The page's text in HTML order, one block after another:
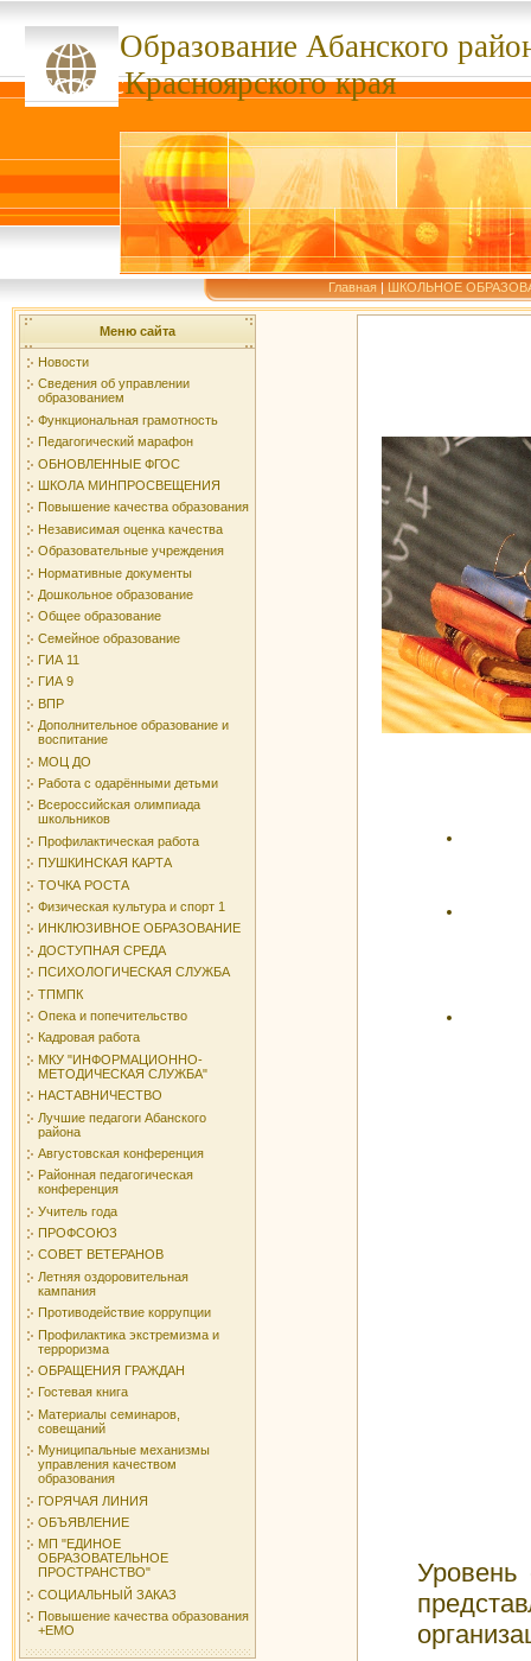
Образование Абанского
сссссссКрасноярского края
Главная |ШКОЛЬНОЕ
Меню сайта
Новости
Сведения об управлении
образованием
Функциональная грамотность
Педагогический марафон
ОБНОВЛЕННЫЕ ФГОС
ШКОЛА МИНПРОСВЕЩЕНИЯ
Повышение качества образования
Независимая оценка качества
Образовательные учреждения
Нормативные документы
Дошкольное образование
Общее образование
Семейное образование
ГИА 11
ГИА 9
ВПР
Дополнительное образование и
воспитание
МОЦ ДО
Работа с одарёнными детьми
Всероссийская олимпиада
школьников
Профилактическая работа
ПУШКИНСКАЯ КАРТА
ТОЧКА РОСТА
Физическая культура и спорт 1
ИНКЛЮЗИВНОЕ ОБРАЗОВАНИЕ
ДОСТУПНАЯ СРЕДА
ПСИХОЛОГИЧЕСКАЯ СЛУЖБА
ТПМПК
Опека и попечительство
Кадровая работа
МКУ "ИНФОРМАЦИОННО-
МЕТОДИЧЕСКАЯ СЛУЖБА"
НАСТАВНИЧЕСТВО
Лучшие педагоги Абанского
района
Августовская конференция
Районная педагогическая
конференция
Учитель года
ПРОФСОЮЗ
СОВЕТ ВЕТЕРАНОВ
Летняя оздоровительная
кампания
Противодействие коррупции
Профилактика экстремизма и
терроризма
ОБРАЩЕНИЯ ГРАЖДАН
Гостевая книга
Материалы семинаров,
совещаний
Муниципальные механизмы
управления качеством
образования
ГОРЯЧАЯ ЛИНИЯ
ОБЪЯВЛЕНИЕ
МП "ЕДИНОЕ
ОБРАЗОВАТЕЛЬНОЕ
ПРОСТРАНСТВО"
СОЦИАЛЬНЫЙ ЗАКАЗ
Повышение качества образования
+ЕМО
Уровень